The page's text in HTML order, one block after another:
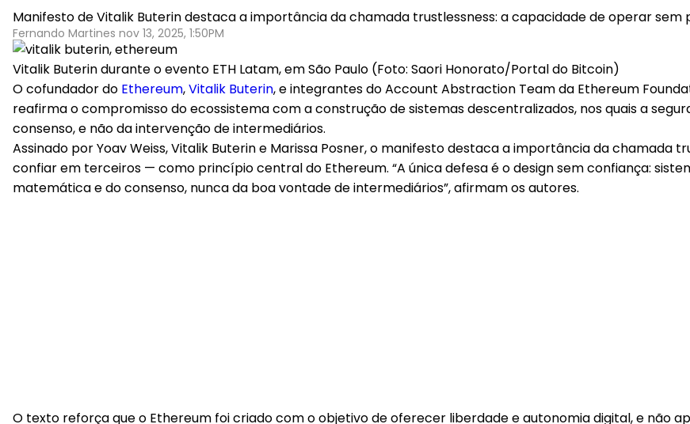
Manifesto de Vitalik Buterin destaca a importância da chamada trustlessness: a capacidade de operar
Fernando Martines nov 13, 2025, 1:50PM
Vitalik Buterin durante o evento ETH Latam, em São Paulo (Foto: Saori Honorato/Portal do Bitcoin)
O cofundador do Ethereum,Vitalik Buterin, e integrantes do Account Abstraction Team da Ethereum
reafirma o compromisso do ecossistema com a construção de sistemas descentralizados, nos quais a
consenso, e não da intervenção de intermediários.
Assinado por Yoav Weiss, Vitalik Buterin e Marissa Posner, o manifesto destaca a importância da
confiar em terceiros — como princípio central do Ethereum. “A única defesa é o design sem confiança:
matemática e do consenso, nunca da boa vontade de intermediários”, afirmam os autores.
O texto reforça que o Ethereum foi criado com o objetivo de oferecer liberdade e autonomia digital, e não